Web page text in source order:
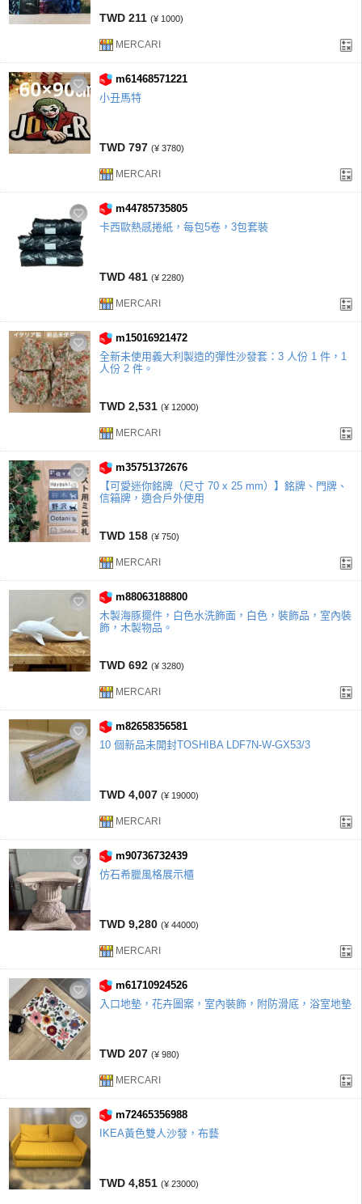
TWD 211 (¥ 1000)
MERCARI
m61468571221
小丑馬特
TWD 797 (¥ 3780)
MERCARI
m44785735805
卡西歐熱感捲紙，每包5卷，3包套裝
TWD 481 (¥ 2280)
MERCARI
m15016921472
全新未使用義大利製造的彈性沙發套：3 人份 1 件，1
人份 2 件。
TWD 2,531 (¥ 12000)
MERCARI
m35751372676
【可愛迷你銘牌（尺寸 70 x 25 mm）】銘牌、門牌、
信箱牌，適合戶外使用
TWD 158 (¥ 750)
MERCARI
m88063188800
木製海豚擺件，白色水洗飾面，白色，裝飾品，室內裝
飾，木製物品。
TWD 692 (¥ 3280)
MERCARI
m82658356581
10 個新品未開封TOSHIBA LDF7N-W-GX53/3
TWD 4,007 (¥ 19000)
MERCARI
m90736732439
仿石希臘風格展示櫃
TWD 9,280 (¥ 44000)
MERCARI
m61710924526
入口地墊，花卉圖案，室內裝飾，附防滑底，浴室地墊
TWD 207 (¥ 980)
MERCARI
m72465356988
IKEA黃色雙人沙發，布藝
TWD 4,851 (¥ 23000)